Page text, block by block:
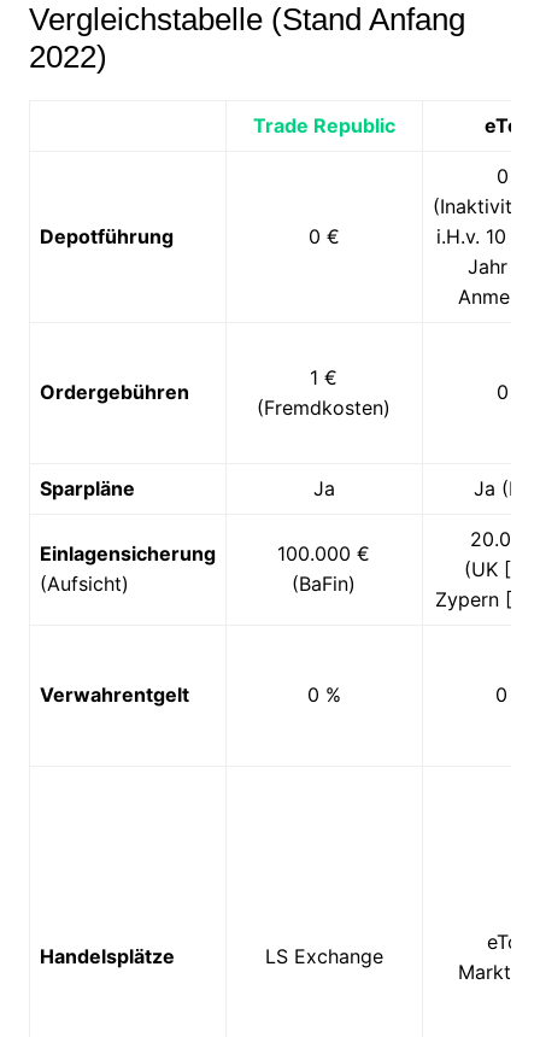
Vergleichstabelle (Stand Anfang
2022)
Trade Republic eToro
Depotführung 0 €
0 €
i.H.v. 10 $
Jahr
Ordergebühren
1 €
(Fremdkosten)
0 €
Sparpläne Ja Ja
Einlagensicherung
(Aufsicht)
100.000 €
(BaFin)
(UK
Zypern
Verwahrentgelt 0 % 0 %
Handelsplätze LS Exchange
eToro